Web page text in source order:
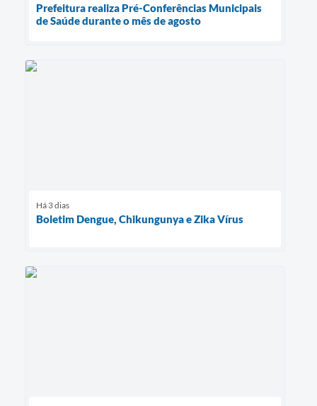
Prefeitura realiza Pré-Conferências Municipais
de Saúde durante o mês de agosto
Há 3 dias
Boletim Dengue, Chikungunya e Zika Vírus